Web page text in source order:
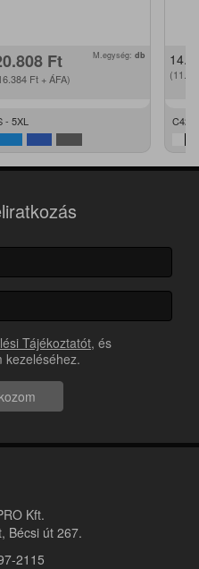
Ft
Ft + ÁFA)
M.egység: db
- 5XL C42 -
Tájékoztatót, és
kezeléséhez.
Kft.
Bécsi út 267.
2115